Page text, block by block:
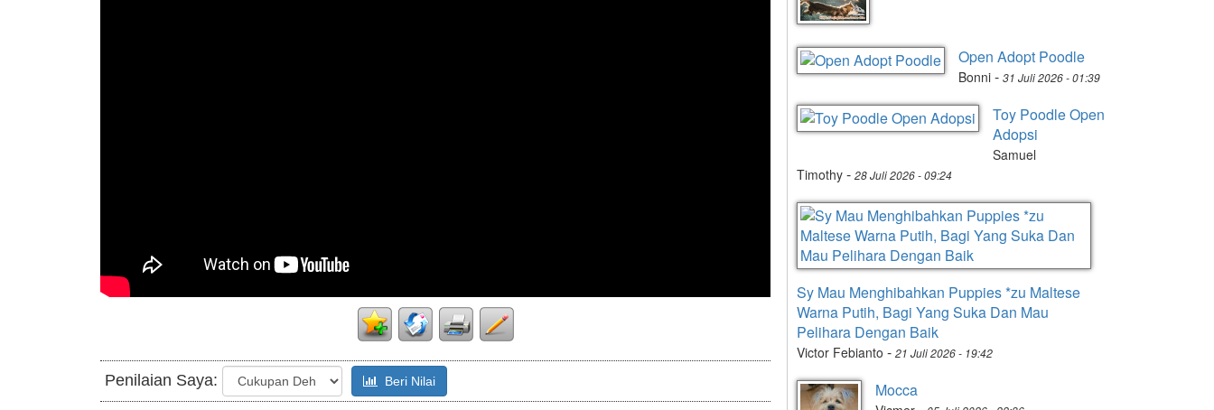
Penilaian Saya: Beri Nilai
Open Adopt Poodle
Bonni - 31 Juli 2026 - 01:39
Toy Poodle Open
Adopsi
Samuel
Timothy - 28 Juli 2026 - 09:24
Sy Mau Menghibahkan Puppies *zu Maltese
Warna Putih, Bagi Yang Suka Dan Mau
Pelihara Dengan Baik
Victor Febianto - 21 Juli 2026 - 19:42
Mocca